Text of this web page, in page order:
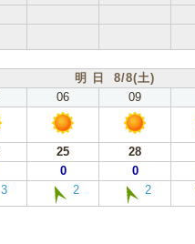
明 日 8/8(土)
06 09
25 28
0 0
3 2 2